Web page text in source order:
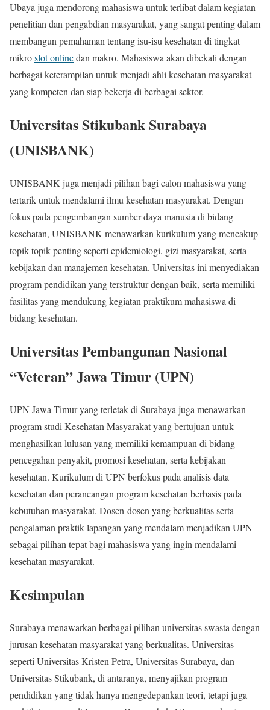
Ubaya juga mendorong mahasiswa untuk terlibat dalam kegiatan
penelitian dan pengabdian masyarakat, yang sangat penting dalam
membangun pemahaman tentang isu-isu kesehatan di tingkat
mikroslot onlinedan makro. Mahasiswa akan dibekali dengan
berbagai keterampilan untuk menjadi ahli kesehatan masyarakat
yang kompeten dan siap bekerja di berbagai sektor.
Universitas Stikubank Surabaya
(UNISBANK)
UNISBANK juga menjadi pilihan bagi calon mahasiswa yang
tertarik untuk mendalami ilmu kesehatan masyarakat. Dengan
fokus pada pengembangan sumber daya manusia di bidang
kesehatan, UNISBANK menawarkan kurikulum yang mencakup
topik-topik penting seperti epidemiologi, gizi masyarakat, serta
kebijakan dan manajemen kesehatan. Universitas ini menyediakan
program pendidikan yang terstruktur dengan baik, serta memiliki
fasilitas yang mendukung kegiatan praktikum mahasiswa di
bidang kesehatan.
Universitas Pembangunan Nasional
“Veteran” Jawa Timur (UPN)
UPN Jawa Timur yang terletak di Surabaya juga menawarkan
program studi Kesehatan Masyarakat yang bertujuan untuk
menghasilkan lulusan yang memiliki kemampuan di bidang
pencegahan penyakit, promosi kesehatan, serta kebijakan
kesehatan. Kurikulum di UPN berfokus pada analisis data
kesehatan dan perancangan program kesehatan berbasis pada
kebutuhan masyarakat. Dosen-dosen yang berkualitas serta
pengalaman praktik lapangan yang mendalam menjadikan UPN
sebagai pilihan tepat bagi mahasiswa yang ingin mendalami
kesehatan masyarakat.
Kesimpulan
Surabaya menawarkan berbagai pilihan universitas swasta dengan
jurusan kesehatan masyarakat yang berkualitas. Universitas
seperti Universitas Kristen Petra, Universitas Surabaya, dan
Universitas Stikubank, di antaranya, menyajikan program
pendidikan yang tidak hanya mengedepankan teori, tetapi juga